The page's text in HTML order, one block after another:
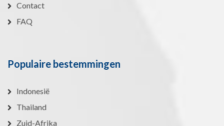
Contact
FAQ
Populaire bestemmingen
Indonesië
Thailand
Zuid-Afrika